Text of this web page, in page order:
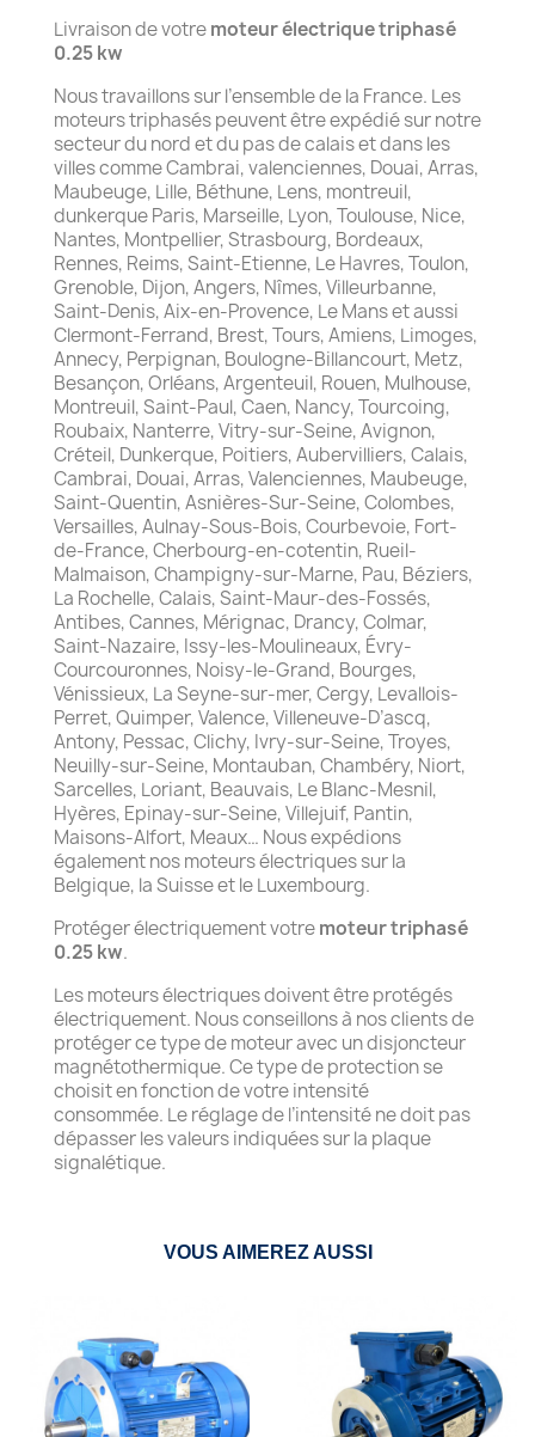
Livraison de votremoteur électrique triphasé
0.25 kw
Nous travaillons sur l’ensemble de la France. Les
moteurs triphasés peuvent être expédié sur notre
secteur du nord et du pas de calais et dans les
villes comme Cambrai, valenciennes, Douai, Arras,
Maubeuge, Lille, Béthune, Lens, montreuil,
dunkerque Paris, Marseille, Lyon, Toulouse, Nice,
Nantes, Montpellier, Strasbourg, Bordeaux,
Rennes, Reims, Saint-Etienne, Le Havres, Toulon,
Grenoble, Dijon, Angers, Nîmes, Villeurbanne,
Saint-Denis, Aix-en-Provence, Le Mans et aussi
Clermont-Ferrand, Brest, Tours, Amiens, Limoges,
Annecy, Perpignan, Boulogne-Billancourt, Metz,
Besançon, Orléans, Argenteuil, Rouen, Mulhouse,
Montreuil, Saint-Paul, Caen, Nancy, Tourcoing,
Roubaix, Nanterre, Vitry-sur-Seine, Avignon,
Créteil, Dunkerque, Poitiers, Aubervilliers, Calais,
Cambrai, Douai, Arras, Valenciennes, Maubeuge,
Saint-Quentin, Asnières-Sur-Seine, Colombes,
Versailles, Aulnay-Sous-Bois, Courbevoie, Fort-
de-France, Cherbourg-en-cotentin, Rueil-
Malmaison, Champigny-sur-Marne, Pau, Béziers,
La Rochelle, Calais, Saint-Maur-des-Fossés,
Antibes, Cannes, Mérignac, Drancy, Colmar,
Saint-Nazaire, Issy-les-Moulineaux, Évry-
Courcouronnes, Noisy-le-Grand, Bourges,
Vénissieux, La Seyne-sur-mer, Cergy, Levallois-
Perret, Quimper, Valence, Villeneuve-D’ascq,
Antony, Pessac, Clichy, Ivry-sur-Seine, Troyes,
Neuilly-sur-Seine, Montauban, Chambéry, Niort,
Sarcelles, Loriant, Beauvais, Le Blanc-Mesnil,
Hyères, Epinay-sur-Seine, Villejuif, Pantin,
Maisons-Alfort, Meaux… Nous expédions
également nos moteurs électriques sur la
Belgique, la Suisse et le Luxembourg.
Protéger électriquement votremoteur triphasé
0.25 kw.
Les moteurs électriques doivent être protégés
électriquement. Nous conseillons à nos clients de
protéger ce type de moteur avec un disjoncteur
magnétothermique. Ce type de protection se
choisit en fonction de votre intensité
consommée. Le réglage de l’intensité ne doit pas
dépasser les valeurs indiquées sur la plaque
signalétique.
VOUS AIMEREZ AUSSI